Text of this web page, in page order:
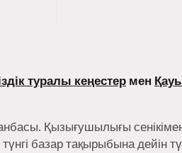
туралы кеңестермен
Қызығушылығы
базар тақырыбына дейін